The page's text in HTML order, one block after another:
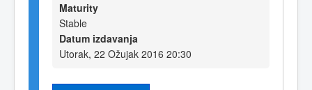
Maturity
Stable
Datum izdavanja
Utorak, 22 Ožujak 2016 20:30